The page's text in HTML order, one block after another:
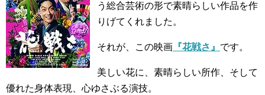
う総合芸術の形で素晴らしい作品を作
りげてくれました。
それが、この映画 『花戦さ』 です。
美しい花に、素晴らしい所作、そして
優れた身体表現、心ゆさぶる演技。